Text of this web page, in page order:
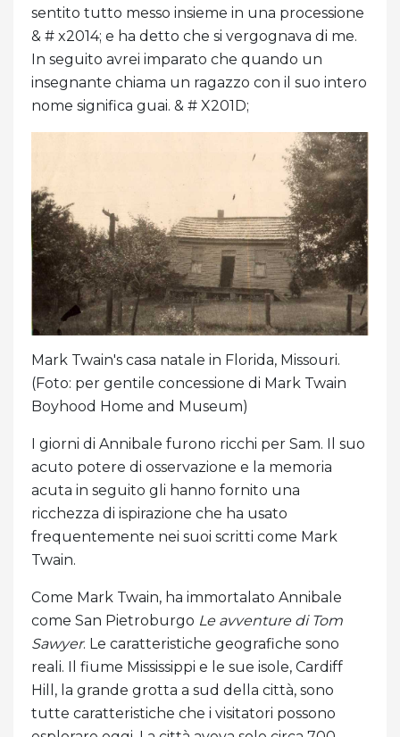
sentito tutto messo insieme in una processione
& # x2014; e ha detto che si vergognava di me.
In seguito avrei imparato che quando un
insegnante chiama un ragazzo con il suo intero
nome significa guai. & # X201D;
Mark Twain's casa natale in Florida, Missouri.
(Foto: per gentile concessione di Mark Twain
Boyhood Home and Museum)
I giorni di Annibale furono ricchi per Sam. Il suo
acuto potere di osservazione e la memoria
acuta in seguito gli hanno fornito una
ricchezza di ispirazione che ha usato
frequentemente nei suoi scritti come Mark
Twain.
Come Mark Twain, ha immortalato Annibale
come San Pietroburgo Le avventure di Tom
Sawyer. Le caratteristiche geografiche sono
reali. Il fiume Mississippi e le sue isole, Cardiff
Hill, la grande grotta a sud della città, sono
tutte caratteristiche che i visitatori possono